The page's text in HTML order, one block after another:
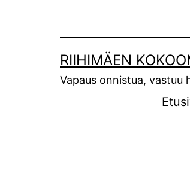
RIIHIMÄEN
Vapaus onnistua, vastuu